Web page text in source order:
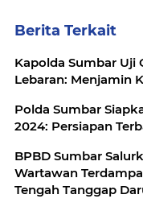
Berita Terkait
Kapolda Sumbar Uji
Lebaran: Menjamin
Polda Sumbar
2024: Persiapan
BPBD Sumbar
Wartawan
Tengah Tanggap